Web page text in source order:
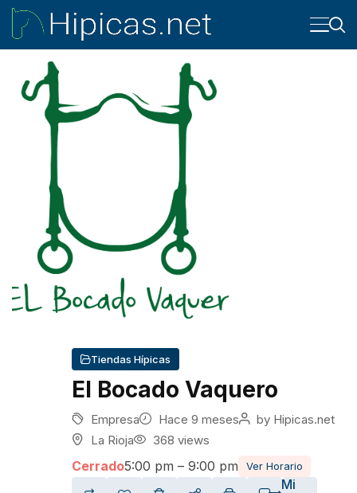
Tiendas Hípicas
El Bocado Vaquero
Empresa Hace 9 meses by Hipicas.net
La Rioja
368 views
Cerrado5:00 pm – 9:00 pm Ver Horario
Mi